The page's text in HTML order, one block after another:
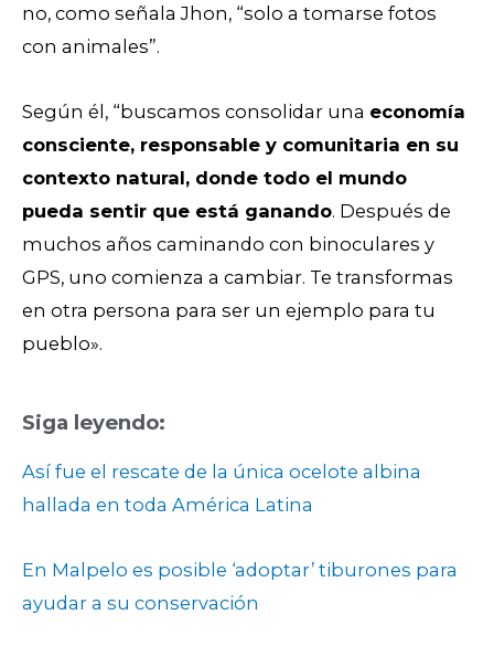
no, como señala Jhon, “solo a tomarse fotos
con animales”.
Según él, “buscamos consolidar una economía
consciente, responsable y comunitaria en su
contexto natural, donde todo el mundo
pueda sentir que está ganando. Después de
muchos años caminando con binoculares y
GPS, uno comienza a cambiar. Te transformas
en otra persona para ser un ejemplo para tu
pueblo».
Siga leyendo:
Así fue el rescate de la única ocelote albina
hallada en toda América Latina
En Malpelo es posible ‘adoptar’ tiburones para
ayudar a su conservación